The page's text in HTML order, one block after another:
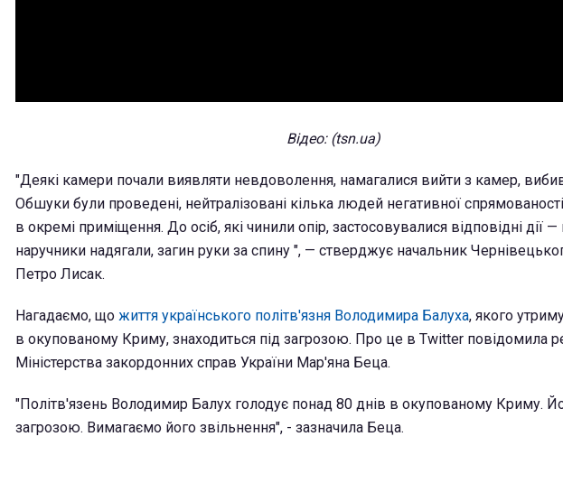
Відео: (tsn.ua)
"Деякі камери почали виявляти невдоволення, намагалися вийти з камер,
Обшуки були проведені, нейтралізовані кілька людей негативної
в окремі приміщення. До осіб, які чинили опір, застосовувалися відповідні дії
наручники надягали, загин руки за спину ", — стверджує начальник
Петро Лисак.
Нагадаємо, що життя українського політв'язня Володимира Балуха, якого
в окупованому Криму, знаходиться під загрозою. Про це в Twitter повідомила
Міністерства закордонних справ України Мар'яна Беца.
"Політв'язень Володимир Балух голодує понад 80 днів в окупованому Криму.
загрозою. Вимагаємо його звільнення", - зазначила Беца.